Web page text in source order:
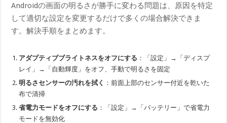
Androidの画面の明るさが勝手に変わる問題は、原因を特定
して適切な設定を変更するだけで多くの場合解決できま
す。解決手順をまとめます。
アダプティブブライトネスをオフにする ：「設定」→「ディスプ
レイ」→「自動輝度」をオフ、手動で明るさを固定
明るさセンサーの汚れを拭く ：前面上部のセンサー付近を乾いた
布で清掃
省電力モードをオフにする ：「設定」→「バッテリー」で省電力
モードを無効化